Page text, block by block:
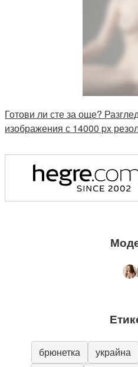
Готови ли сте за още?
изображения с 14000 px
брюнетка украйна